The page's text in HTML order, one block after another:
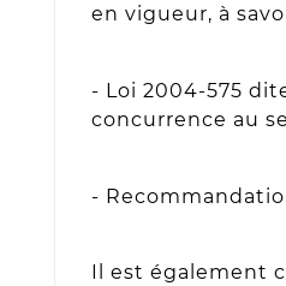
en vigueur, à
- Loi 2004-575
concurrence au
-
Il est également